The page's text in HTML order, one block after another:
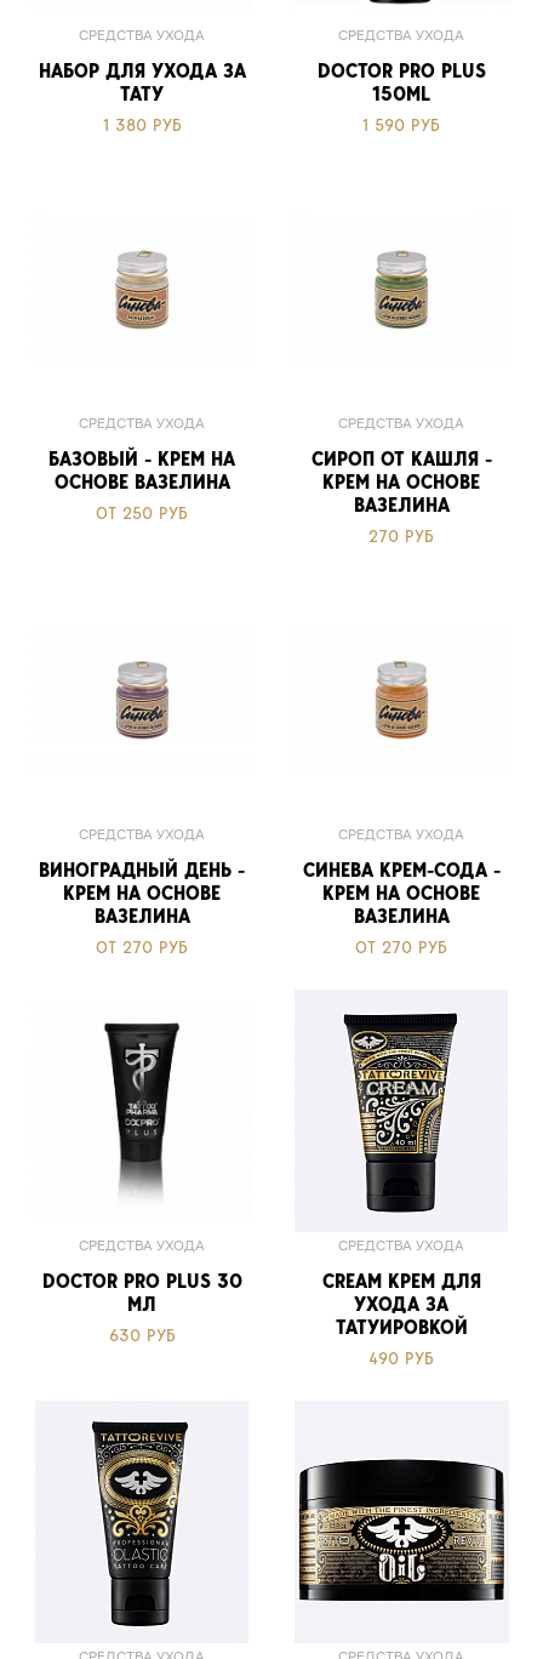
СРЕДСТВА УХОДА
НАБОР ДЛЯ УХОДА ЗА
ТАТУ
1 380 РУБ
СРЕДСТВА УХОДА
DOCTOR PRO PLUS
150ML
1 590 РУБ
СРЕДСТВА УХОДА
БАЗОВЫЙ - КРЕМ НА
ОСНОВЕ ВАЗЕЛИНА
ОТ 250 РУБ
СРЕДСТВА УХОДА
СИРОП ОТ КАШЛЯ -
КРЕМ НА ОСНОВЕ
ВАЗЕЛИНА
270 РУБ
СРЕДСТВА УХОДА
ВИНОГРАДНЫЙ ДЕНЬ -
КРЕМ НА ОСНОВЕ
ВАЗЕЛИНА
ОТ 270 РУБ
СРЕДСТВА УХОДА
СИНЕВА КРЕМ-СОДА -
КРЕМ НА ОСНОВЕ
ВАЗЕЛИНА
ОТ 270 РУБ
СРЕДСТВА УХОДА
DOCTOR PRO PLUS 30
МЛ
630 РУБ
СРЕДСТВА УХОДА
CREAM КРЕМ ДЛЯ
УХОДА ЗА
ТАТУИРОВКОЙ
490 РУБ